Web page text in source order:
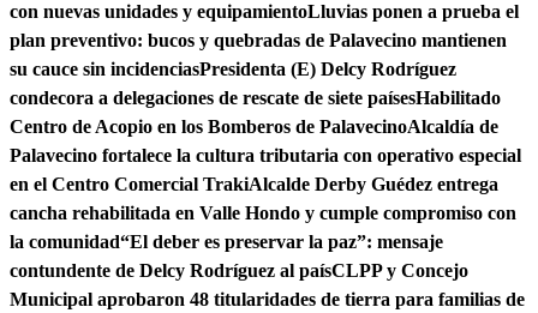
con nuevas unidades y equipamientoLluvias ponen a prueba el
plan preventivo: bucos y quebradas de Palavecino mantienen
su cauce sin incidenciasPresidenta (E) Delcy Rodríguez
condecora a delegaciones de rescate de siete paísesHabilitado
Centro de Acopio en los Bomberos de PalavecinoAlcaldía de
Palavecino fortalece la cultura tributaria con operativo especial
en el Centro Comercial TrakiAlcalde Derby Guédez entrega
cancha rehabilitada en Valle Hondo y cumple compromiso con
la comunidad“El deber es preservar la paz”: mensaje
contundente de Delcy Rodríguez al paísCLPP y Concejo
Municipal aprobaron 48 titularidades de tierra para familias de